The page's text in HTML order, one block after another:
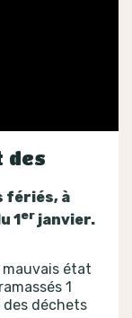
des
fériés, à
1 er janvier.
mauvais état
1
des déchets